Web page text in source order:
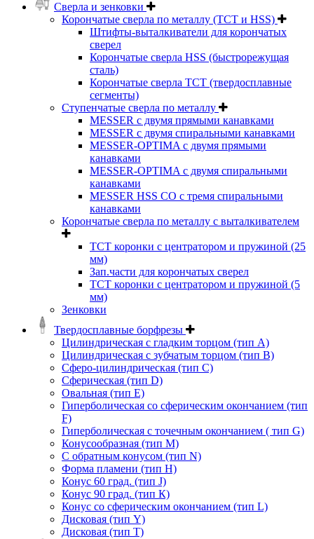
Сверла и зенковки
Корончатые сверла по металлу (TCT и HSS)
Штифты-выталкиватели для корончатых
сверел
Корончатые сверла HSS (быстрорежущая
сталь)
Корончатые сверла TCT (твердосплавные
сегменты)
Ступенчатые сверла по металлу
MESSER с двумя прямыми канавками
MESSER с двумя спиральными канавками
MESSER-OPTIMA с двумя прямыми
канавками
MESSER-OPTIMA с двумя спиральными
канавками
MESSER HSS CО с тремя спиральными
канавками
Корончатые сверла по металлу c выталкивателем
ТСТ коронки с центратором и пружиной (25
мм)
Зап.части для корончатых сверел
ТСТ коронки с центратором и пружиной (5
мм)
Зенковки
Твердосплавные борфрезы
Цилиндрическая с гладким торцом (тип А)
Цилиндрическая с зубчатым торцом (тип В)
Сферо-цилиндрическая (тип С)
Сферическая (тип D)
Овальная (тип Е)
Гиперболическая со сферическим окончанием (тип
F)
Гиперболическая с точечным окончанием ( тип G)
Конусообразная (тип М)
C обратным конусом (тип N)
Форма пламени (тип H)
Конус 60 град. (тип J)
Конус 90 град. (тип К)
Конус со сферическим окончанием (тип L)
Дисковая (тип Y)
Дисковая (тип Т)